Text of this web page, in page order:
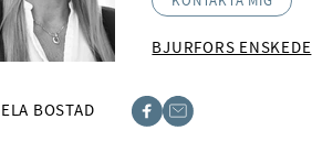
BJURFORS ENSKEDE
BOSTAD